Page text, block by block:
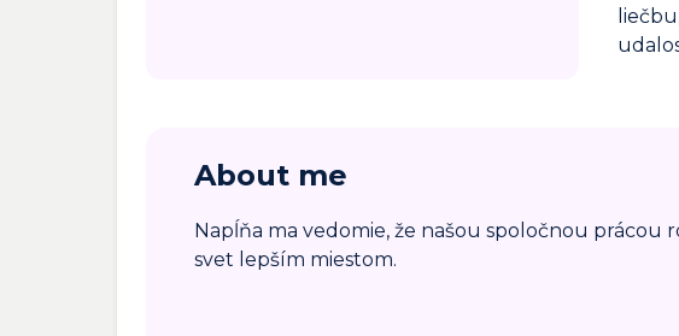
About me
Napĺňa ma vedomie, že našou spoločnou prácou
svet lepším miestom.